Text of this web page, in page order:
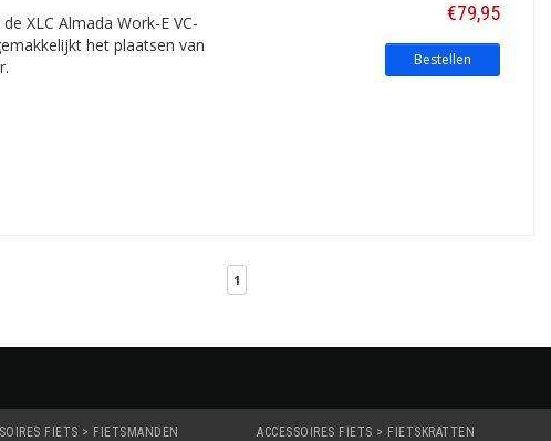
XLC Almada Work-E VC-
het plaatsen van
€79,95
Bestellen
1
FIETS > FIETSMANDEN ACCESSOIRES FIETS > FIETSKRATTEN